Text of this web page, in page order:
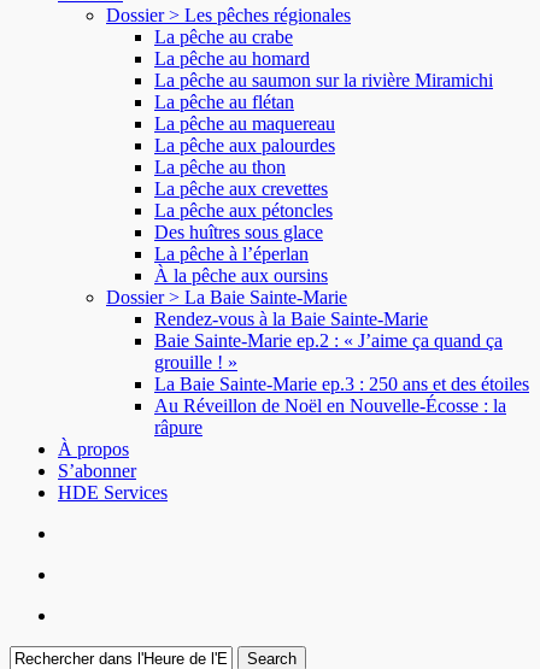
Dossier > Les pêches régionales
La pêche au crabe
La pêche au homard
La pêche au saumon sur la rivière Miramichi
La pêche au flétan
La pêche au maquereau
La pêche aux palourdes
La pêche au thon
La pêche aux crevettes
La pêche aux pétoncles
Des huîtres sous glace
La pêche à l’éperlan
À la pêche aux oursins
Dossier > La Baie Sainte-Marie
Rendez-vous à la Baie Sainte-Marie
Baie Sainte-Marie ep.2 : « J’aime ça quand ça
grouille ! »
La Baie Sainte-Marie ep.3 : 250 ans et des étoiles
Au Réveillon de Noël en Nouvelle-Écosse : la
râpure
À propos
S’abonner
HDE Services
Search